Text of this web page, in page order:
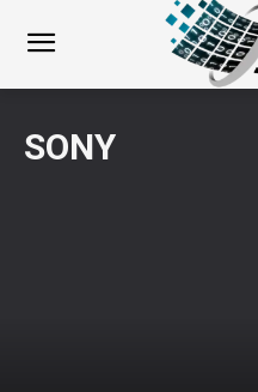
SONY